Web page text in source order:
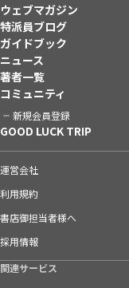
ウェブマガジン
特派員ブログ
ガイドブック
ニュース
著者一覧
コミュニティ
新規会員登録
GOOD LUCK TRIP
運営会社
利用規約
書店御担当者様へ
採用情報
関連サービス